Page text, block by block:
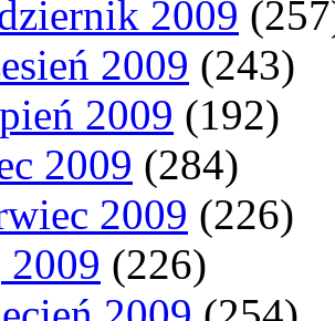
2009
2009 (243)
2009 (192)
2009 (284)
2009 (226)
2009 (226)